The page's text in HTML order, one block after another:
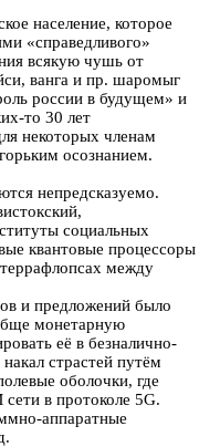
население, которое
«справедливого»
всякую чушь от
ванга и пр. шаромыг
россии в будущем» и
то 30 лет
некоторых членам
осознанием.
непредсказуемо.
социальных
квантовые процессоры
между
и предложений было
монетарную
её в безналично-
страстей путём
оболочки, где
в протоколе 5G.
аппаратные